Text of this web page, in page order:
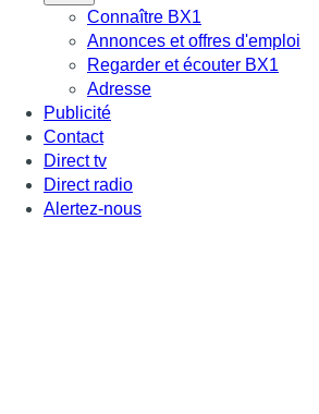
Connaître BX1
Annonces et offres d'emploi
Regarder et écouter BX1
Adresse
Publicité
Contact
Direct tv
Direct radio
Alertez-nous